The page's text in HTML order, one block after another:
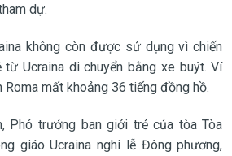
dự.
không còn được sử dụng vì chiến
từ Ucraina di chuyển bằng xe buýt. Ví
mất khoảng 36 tiếng đồng hồ.
Phó trưởng ban giới trẻ của tòa Tòa
giáo Ucraina nghi lễ Đông phương,